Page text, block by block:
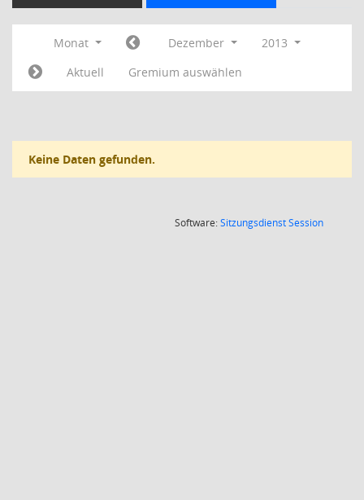
Monat Dezember
2013
Aktuell
Gremium auswählen
Keine Daten gefunden.
Software:SitzungsdienstSession(Wird in